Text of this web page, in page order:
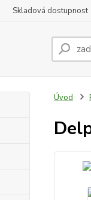
Skladová dostupnost
Úvod